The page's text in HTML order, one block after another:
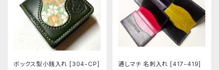
ボックス型小銭入れ [304-CP] 通しマチ 名刺入れ [417-419]